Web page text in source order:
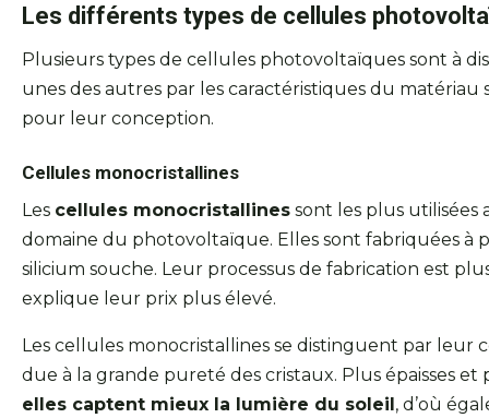
Les différents types de cellules
Plusieurs types de cellules photovoltaïques sont à
unes des autres par les caractéristiques du
pour leur conception.
Cellules monocristallines
Les cellules monocristallines sont les plus
domaine du photovoltaïque. Elles sont fabriquées à
silicium souche. Leur processus de fabrication est
explique leur prix plus élevé.
Les cellules monocristallines se distinguent par leur
due à la grande pureté des cristaux. Plus épaisses
elles captent mieux la lumière du soleil , d’où